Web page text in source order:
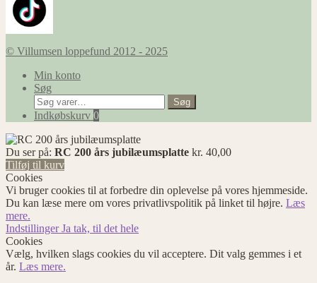
© Villumsen loppefund 2012 - 2025
Min konto
Søg
Søg
efter:
Søg
Indkøbskurv 0
Du ser på: RC 200 års jubilæumsplatte kr. 40,00
Tilføj til kurv
Cookies
Vi bruger cookies til at forbedre din oplevelse på vores hjemmeside.
Du kan læse mere om vores privatlivspolitik på linket til højre. Læs
mere.
IndstillingerJa tak, til det hele
Cookies
Vælg, hvilken slags cookies du vil acceptere. Dit valg gemmes i et
år. Læs mere.